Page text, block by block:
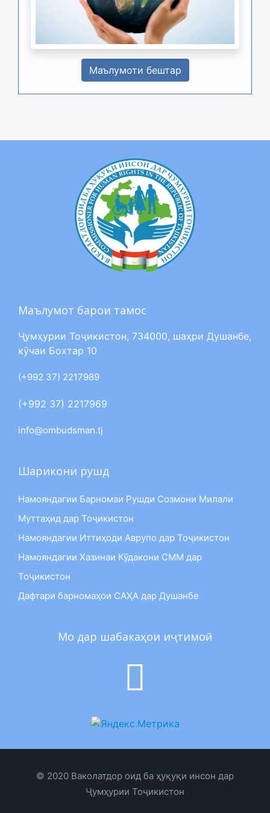
Маълумоти бештар
Маълумот барои тамос
Ҷумҳурии Тоҷикистон, 734000, шаҳри Душанбе,
кӯчаи Бохтар 10
(+992 37) 2217989
(+992 37) 2217969
info@ombudsman.tj
Шарикони рушд
Намояндагии Барномаи Рушди Созмони Милали
Муттаҳид дар Тоҷикистон
Намояндагии Иттиҳоди Аврупо дар Тоҷикистон
Намояндагии Хазинаи Кӯдакони СММ дар
Тоҷикистон
Дафтари барномаҳои САҲА дар Душанбе
Мо дар шабакаҳои иҷтимоӣ
© 2020 Ваколатдор оид ба ҳуқуқи инсон дар
Ҷумҳурии Тоҷикистон